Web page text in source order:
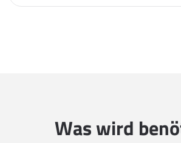
Was wird